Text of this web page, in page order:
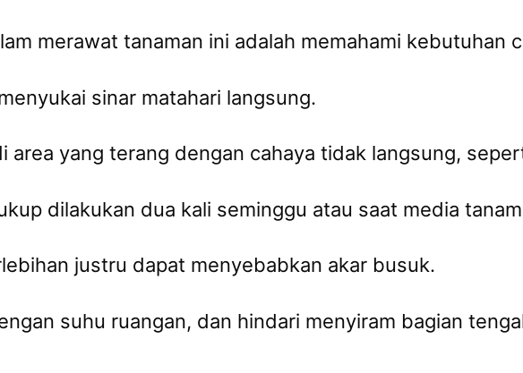
merawat tanaman ini adalah memahami kebutuhan
sinar matahari langsung.
area yang terang dengan cahaya tidak langsung,
dilakukan dua kali seminggu atau saat media
justru dapat menyebabkan akar busuk.
suhu ruangan, dan hindari menyiram bagian